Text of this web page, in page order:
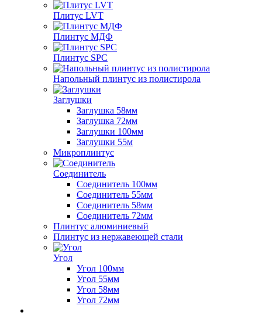
Плитус LVT
Плинтус МДФ
Плинтус SPC
Напольный плинтус из полистирола
Заглушки
Заглушка 58мм
Заглушка 72мм
Заглушки 100мм
Заглушки 55м
Микроплинтус
Соединитель
Соединитель 100мм
Соединитель 55мм
Соединитель 58мм
Соединитель 72мм
Плинтус алюминиевый
Плинтус из нержавеющей стали
Угол
Угол 100мм
Угол 55мм
Угол 58мм
Угол 72мм